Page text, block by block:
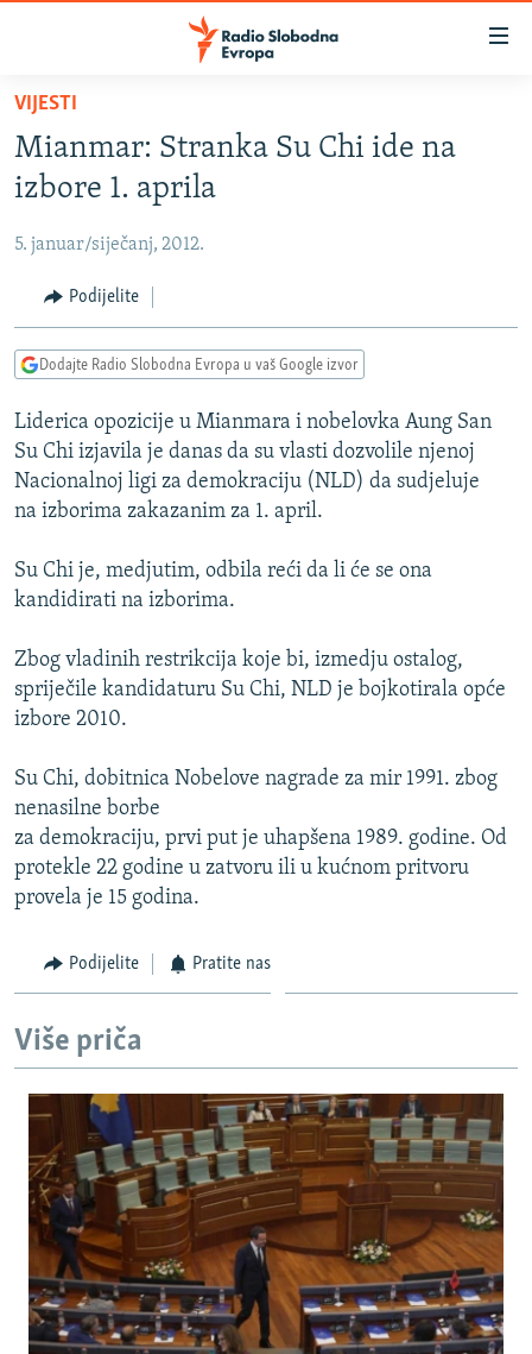
Pređite
glavni
sadržaj
na
navigaciju
Pređite
na
BOSNA I HERCEGOVINA
KOSOVO
CRNA GORA
VIDEO
FOTOGALERIJE
INFOGRAFIKE
PODCASTI
RAT U UKRAJINI
KINA NA BALKANU
RSE PRIČE IZ SVIJETA
ISPRIČAJ MI
DNEVNO@RSE
VIŠE OD NASLOVA
GENOCID U SREBRENICI
POPLAVE I KLIZIŠTA U BIH 2024.
TV LIBERTY
POST SCRIPTUM
MOJA EVROPA
NASTANAK I RASPAD JUGOSLAVIJE
PRATITE NAS
Sve RFE/RL stranice
VIJESTI
Mianmar: Stranka Su Chi ide na
izbore 1. aprila
5. januar/siječanj, 2012.
Podijelite
Dodajte Radio Slobodna Evropa u vaš Google izvor
Liderica opozicije u Mianmara i nobelovka Aung San
Su Chi izjavila je danas da su vlasti dozvolile njenoj
Nacionalnoj ligi za demokraciju (NLD) da sudjeluje
na izborima zakazanim za 1. april.
Su Chi je, medjutim, odbila reći da li će se ona
kandidirati na izborima.
Zbog vladinih restrikcija koje bi, izmedju ostalog,
spriječile kandidaturu Su Chi, NLD je bojkotirala opće
izbore 2010.
Su Chi, dobitnica Nobelove nagrade za mir 1991. zbog
nenasilne borbe
za demokraciju, prvi put je uhapšena 1989. godine. Od
protekle 22 godine u zatvoru ili u kućnom pritvoru
provela je 15 godina.
Podijelite Pratite nas
Više priča